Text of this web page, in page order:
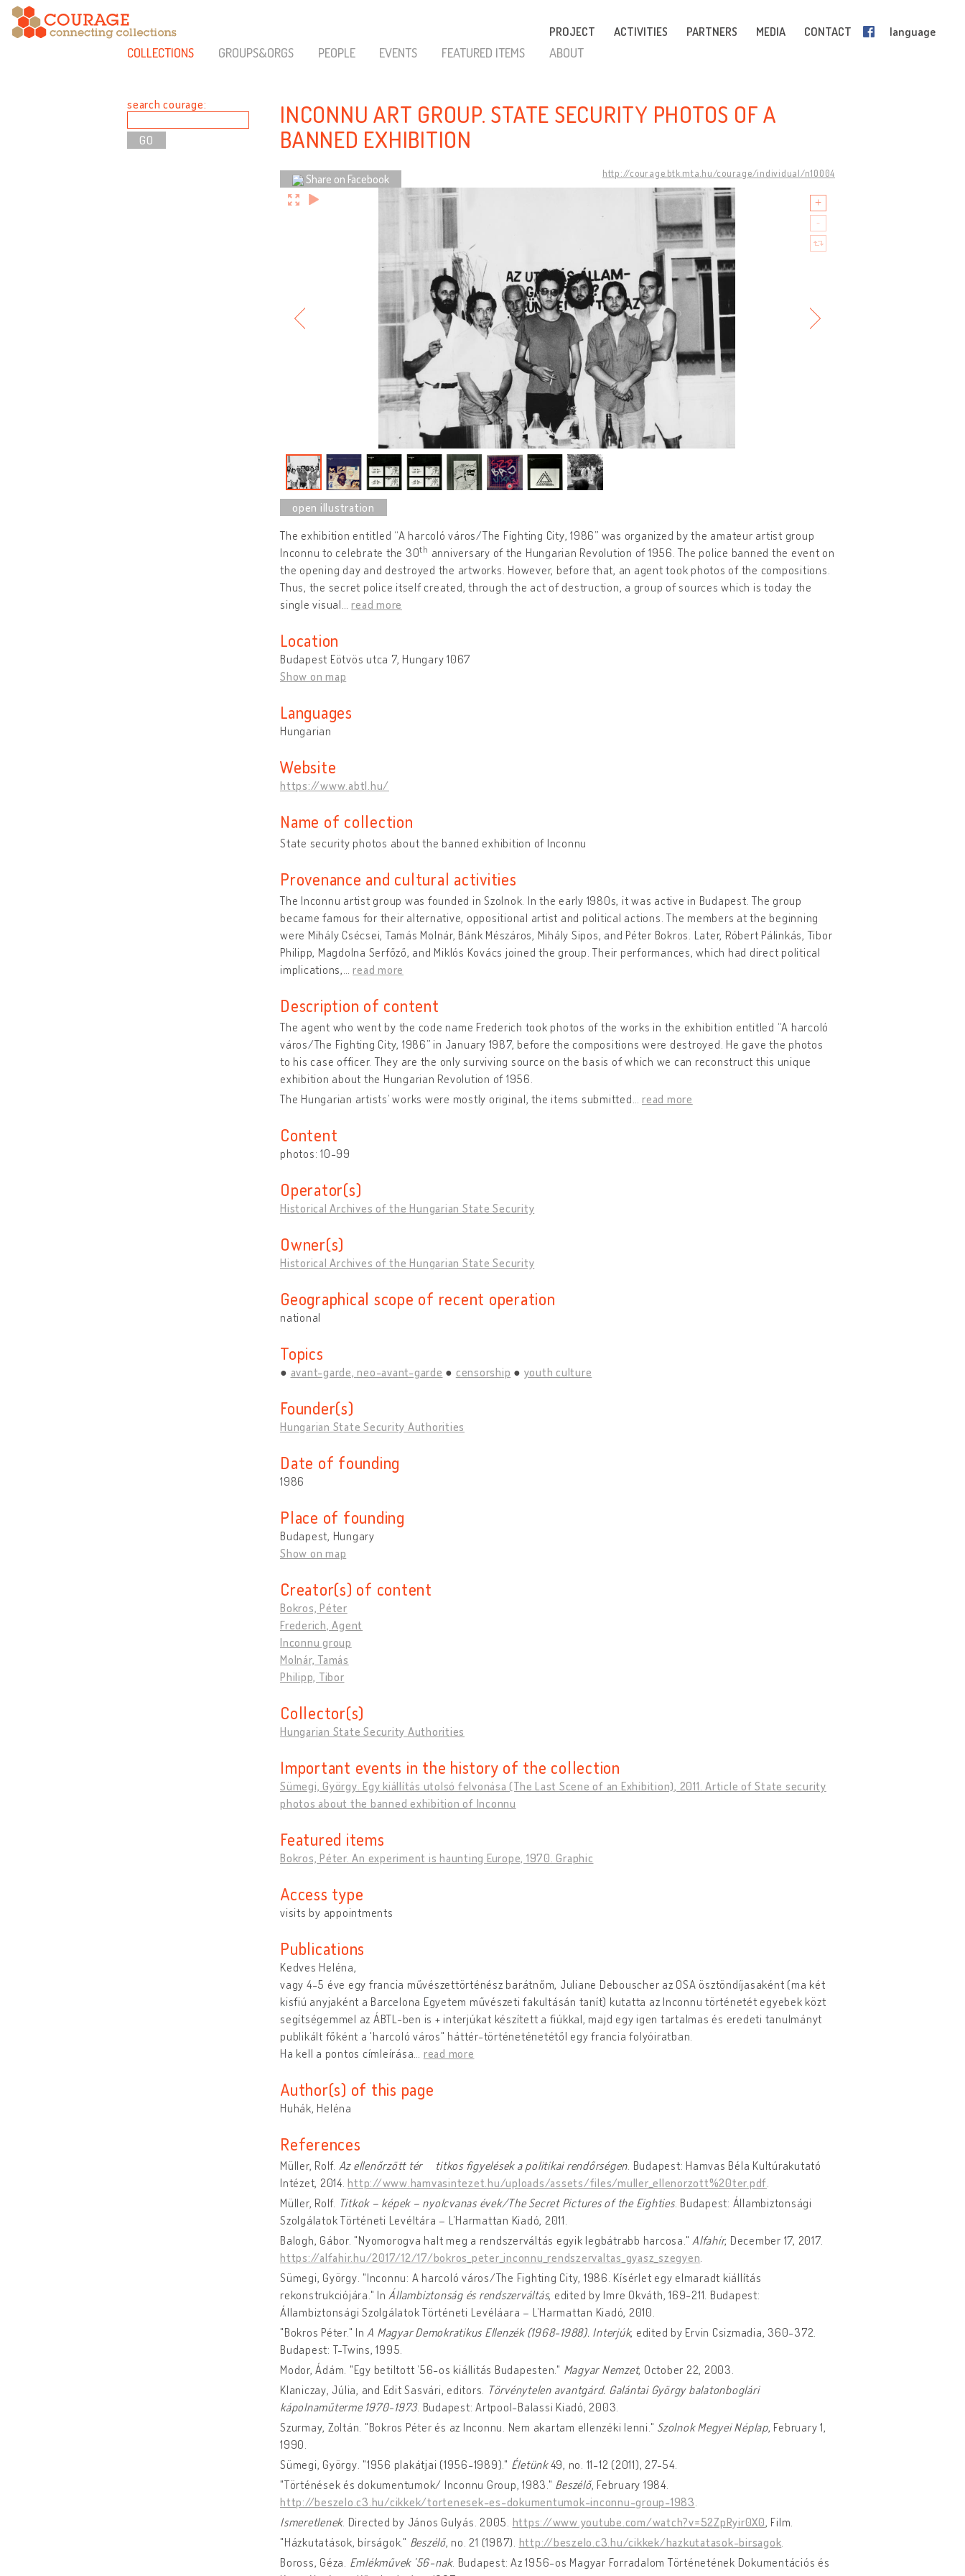
PROJECT ACTIVITIES PARTNERS MEDIA CONTACT language
COLLECTIONS GROUPS&ORGS PEOPLE EVENTS FEATURED ITEMS ABOUT
search courage:
INCONNU ART GROUP. STATE SECURITY PHOTOS OF A
BANNED EXHIBITION
http://courage.btk.mta.hu/courage/individual/n10004
Share on Facebook
The exhibition entitled “A harcoló város/The Fighting City, 1986” was organized by the amateur artist group
Inconnu to celebrate the 30th anniversary of the Hungarian Revolution of 1956. The police banned the event on
the opening day and destroyed the artworks. However, before that, an agent took photos of the compositions.
Thus, the secret police itself created, through the act of destruction, a group of sources which is today the
single visual …read more
Location
Budapest Eötvös utca 7, Hungary 1067
Show on map
Languages
Hungarian
Website
https://www.abtl.hu/
Name of collection
State security photos about the banned exhibition of Inconnu
Provenance and cultural activities
The Inconnu artist group was founded in Szolnok. In the early 1980s, it was active in Budapest. The group
became famous for their alternative, oppositional artist and political actions. The members at the beginning
were Mihály Csécsei, Tamás Molnár, Bánk Mészáros, Mihály Sipos, and Péter Bokros. Later, Róbert Pálinkás, Tibor
Philipp, Magdolna Serfőző, and Miklós Kovács joined the group. Their performances, which had direct political
implications, …read more
Description of content
The agent who went by the code name Frederich took photos of the works in the exhibition entitled “A harcoló
város/The Fighting City, 1986” in January 1987, before the compositions were destroyed. He gave the photos
to his case officer. They are the only surviving source on the basis of which we can reconstruct this unique
exhibition about the Hungarian Revolution of 1956.
The Hungarian artists’ works were mostly original, the items submitted
read more
Content
photos: 10-99
Operator(s)
Historical Archives of the Hungarian State Security
Owner(s)
Historical Archives of the Hungarian State Security
Geographical scope of recent operation
national
Topics
avant-garde, neo-avant-garde censorship youth culture
Founder(s)
Hungarian State Security Authorities
Date of founding
1986
Place of founding
Budapest, Hungary
Show on map
Creator(s) of content
Bokros, Péter
Frederich, Agent
Inconnu group
Molnár, Tamás
Philipp, Tibor
Collector(s)
Hungarian State Security Authorities
Important events in the history of the collection
Sümegi, György. Egy kiállítás utolsó felvonása (The Last Scene of an Exhibition), 2011. Article of State security
photos about the banned exhibition of Inconnu
Featured items
Bokros, Péter. An experiment is haunting Europe, 1970. Graphic
Access type
visits by appointments
Publications
Kedves Heléna,
vagy 4-5 éve egy francia művészettörténész barátnőm, Juliane Debouscher az OSA ösztöndíjasaként (ma két
kisfiú anyjaként a Barcelona Egyetem művészeti fakultásán tanít) kutatta az Inconnu történetét egyebek közt
segítségemmel az ÁBTL-ben is + interjúkat készített a fiúkkal, majd egy igen tartalmas és eredeti tanulmányt
publikált főként a 'harcoló város" háttér-történeténetétől egy francia folyóiratban.
Ha kell a pontos címleírása
read more
Author(s) of this page
Huhák, Heléna
References
Müller, Rolf. Az ellenőrzött tér ‒ titkos figyelések a politikai rendőrségen . Budapest: Hamvas Béla Kultúrakutató
Intézet, 2014.http://www.hamvasintezet.hu/uploads/assets/files/muller_ellenorzott%20ter.pdf
Müller, Rolf. Titkok – képek – nyolcvanas évek/The Secret Pictures of the Eighties. Budapest: Állambiztonsági
Szolgálatok Történeti Levéltára – L’Harmattan Kiadó, 2011.
Balogh, Gábor. "Nyomorogva halt meg a rendszerváltás egyik legbátrabb harcosa." Alfahír, December 17, 2017.
https://alfahir.hu/2017/12/17/bokros_peter_inconnu_rendszervaltas_gyasz_szegyen
Sümegi, György. "Inconnu: A harcoló város/The Fighting City, 1986. Kísérlet egy elmaradt kiállítás
rekonstrukciójára." In Állambiztonság és rendszerváltás, edited by Imre Okváth, 169-211. Budapest:
Állambiztonsági Szolgálatok Történeti Levéláara – L’Harmattan Kiadó, 2010.
"Bokros Péter." In A Magyar Demokratikus Ellenzék (1968-1988). Interjúk, edited by Ervin Csizmadia, 360-372.
Budapest: T-Twins, 1995.
Modor, Ádám. "Egy betiltott ’56-os kiállitás Budapesten." Magyar Nemzet, October 22, 2003.
Klaniczay, Júlia, and Edit Sasvári, editors. Törvénytelen avantgárd. Galántai György balatonboglári
kápolnaműterme 1970-1973. Budapest: Artpool-Balassi Kiadó, 2003.
Szurmay, Zoltán. "Bokros Péter és az Inconnu. Nem akartam ellenzéki lenni." Szolnok Megyei Néplap, February 1,
1990.
Sümegi, György. "1956 plakátjai (1956-1989)." Életünk49, no. 11-12 (2011), 27-54.
"Történések és dokumentumok/ Inconnu Group, 1983." Beszélő, February 1984.
http://beszelo.c3.hu/cikkek/tortenesek-es-dokumentumok-inconnu-group-1983
Ismeretlenek. Directed by János Gulyás. 2005. https://www.youtube.com/watch?v=52ZpRyir0X0, Film.
"Házkutatások, bírságok." Beszélő, no. 21 (1987). http://beszelo.c3.hu/cikkek/hazkutatasok-birsagok
Boross, Géza. Emlékművek ’56-nak. Budapest: Az 1956-os Magyar Forradalom Történetének Dokumentációs és